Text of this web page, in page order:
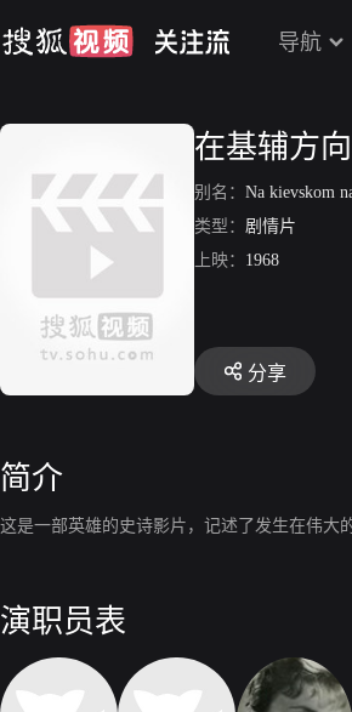
导航
在基辅方向
别名： Na kievskom
类型： 剧情片
上映： 1968
分享
简介
这是一部英雄的史诗影片，记述了发生在伟大
演职员表